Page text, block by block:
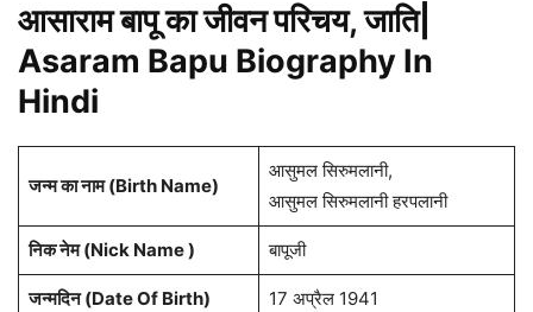
आसाराम बापू का जीवन परिचय, जाति|
Asaram Bapu Biography In
Hindi
जन्म का नाम (Birth Name)
आसुमल सिरुमलानी,
आसुमल सिरुमलानी हरपलानी
निक नेम (Nick Name ) बापूजी
जन्मदिन (Date Of Birth) 17 अप्रैल 1941